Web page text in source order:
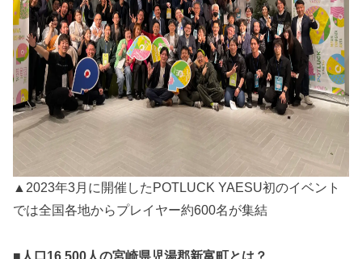
▲2023年3月に開催したPOTLUCK YAESU初のイベント
では全国各地からプレイヤー約600名が集結
■人口16,500人の宮崎県児湯郡新富町とは？